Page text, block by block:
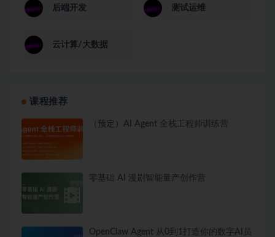
后端开发 测试运维
云计算/大数据
课程推荐
（预定）AI Agent 全栈工程师训练营
零基础 AI 漫剧智能量产创作营
OpenClaw Agent 从0到1打造你的数字AI员